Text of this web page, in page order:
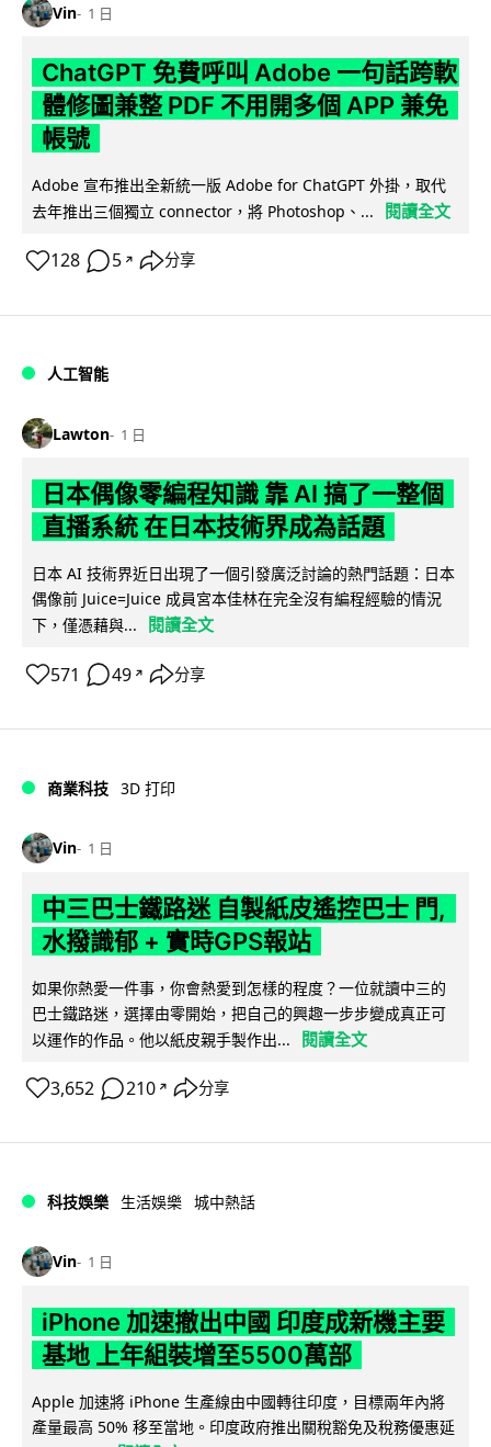
Vin 1 日
ChatGPT 免費呼叫 Adobe 一句話跨軟
體修圖兼整 PDF 不用開多個 APP 兼免
帳號
Adobe 宣布推出全新統一版 Adobe for ChatGPT 外掛，取代
去年推出三個獨立 connector，將 Photoshop、...
閱讀全文
128 5 ↗ 分享
人工智能
Lawton 1 日
日本偶像零編程知識 靠 AI 搞了一整個
直播系統 在日本技術界成為話題
日本 AI 技術界近日出現了一個引發廣泛討論的熱門話題：日本
偶像前 Juice=Juice 成員宮本佳林在完全沒有編程經驗的情況
下，僅憑藉與...
閱讀全文
571 49 ↗ 分享
商業科技 3D 打印
Vin 1 日
中三巴士鐵路迷 自製紙皮遙控巴士 門,
水撥識郁 + 實時GPS報站
如果你熱愛一件事，你會熱愛到怎樣的程度？一位就讀中三的
巴士鐵路迷，選擇由零開始，把自己的興趣一步步變成真正可
以運作的作品。他以紙皮親手製作出...
閱讀全文
3,652 210 ↗ 分享
科技娛樂 生活娛樂 城中熱話
Vin 1 日
iPhone 加速撤出中國 印度成新機主要
基地 上年組裝增至5500萬部
Apple 加速將 iPhone 生產線由中國轉往印度，目標兩年內將
產量最高 50% 移至當地。印度政府推出關稅豁免及稅務優惠延